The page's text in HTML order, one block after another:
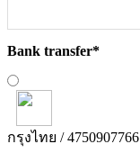
Bank transfer*
กรุงไทย / 4750907766